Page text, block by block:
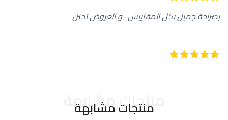
بصراحة جميل بكل المقاييس -و العروض تجنن
منتجات مشابهة
منتجات مشابهة